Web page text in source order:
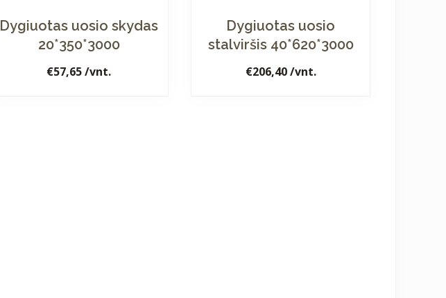
Dygiuotas uosio skydas
20*350*3000
€57,65 /vnt.
Dygiuotas uosio
stalviršis 40*620*3000
€206,40/vnt.